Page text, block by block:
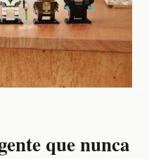
que nunca